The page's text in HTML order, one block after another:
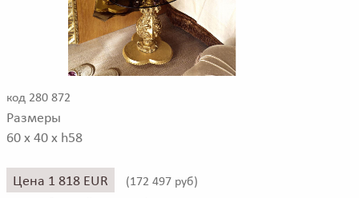
код 280 872
Размеры
60 x 40 x h58
Цена 1 818 EUR (172 497 руб)